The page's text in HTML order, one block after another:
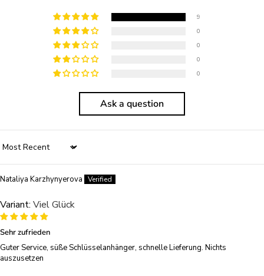
9
0
0
0
0
Ask a question
Sort by
Nataliya Karzhynyerova
Viel Glück
Sehr zufrieden
Guter Service, süße Schlüsselanhänger, schnelle Lieferung. Nichts
auszusetzen